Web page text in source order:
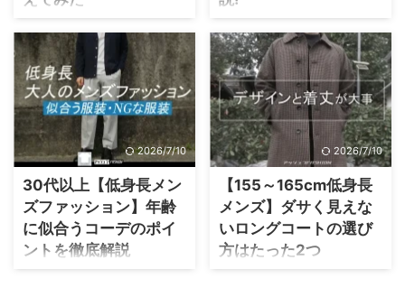
になると幸いです。 ユナイテ
ッドアンツの評判は？ 正直、
知名度よりも内容でブランド
を選ぶ方なので、評判は気に
しないのですが。 まあ、一応
どんなふうに思われているの
かち ...
て、各体型に合うように早見
表を作りました。 これを見れ
ば、皆さんの体型と最も相性
の良いパンツを選べるので、
良かったらチェックしてみて
ください。 おすすめブランド
ヤヌーク フィリップ2LAのプ
レミアムデニムブランド。お
...
難しいのがワイドパンツ。 特
に明るい色のワイドデニム
は、合わせにくいことからほ
とんどの人が避けているんじ
ゃないでしょうか。 そんなわ
けで、我流ですが明るい色の
ワイドデニムの合わせ方をま
とめてみました。 今回は、ユ
ニクロのワイドデニムを使っ
てコーデを考えてみます。
（他ブランドのワイドデニム
でも代用OK） 春・秋・冬用ワ
イドデニム【ジーンズ】コー
られる服がほとんどない！な
んて、ことはよく起こりま
す。 ただ、160cm台あれば、
ほとんどの洋服は着用できる
ので問題ありません。 そこ
で、今回は小柄かつ筋肉質な
男性にピッタリ合うファッシ
ョンと洋服をパパっと解説し
ます。 160cm台のマッチョマ
ンにおすすめの着こなし2パタ
ーン まずは、マッチョな男性
におすすめの着こなしを2つピ
ックアップ。 基本は【キレイ
2026/7/10
30代以上【低身長メン
ズファッション】年齢
に似合うコーデのポイ
ントを徹底解説
2026/7/10
【155～165cm低身長
メンズ】ダサく見えな
いロングコートの選び
方はたった2つ